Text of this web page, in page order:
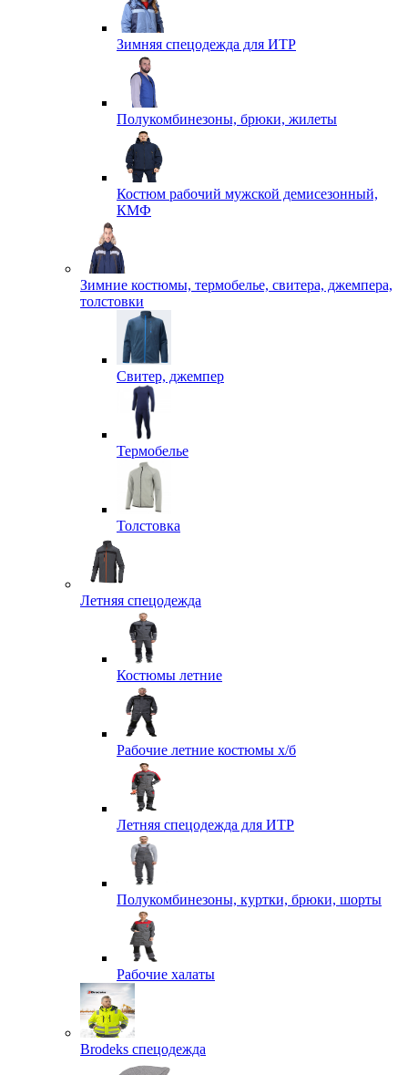
Зимняя спецодежда для ИТР
Полукомбинезоны, брюки, жилеты
Костюм рабочий мужской демисезонный,
КМФ
Зимние костюмы, термобелье, свитера, джемпера,
толстовки
Свитер, джемпер
Термобелье
Толстовка
Летняя спецодежда
Костюмы летние
Рабочие летние костюмы х/б
Летняя спецодежда для ИТР
Полукомбинезоны, куртки, брюки, шорты
Рабочие халаты
Brodeks спецодежда